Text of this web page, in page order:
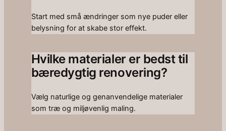
Start med små ændringer som nye puder eller
belysning for at skabe stor effekt.
Hvilke materialer er bedst til
bæredygtig renovering?
Vælg naturlige og genanvendelige materialer
som træ og miljøvenlig maling.